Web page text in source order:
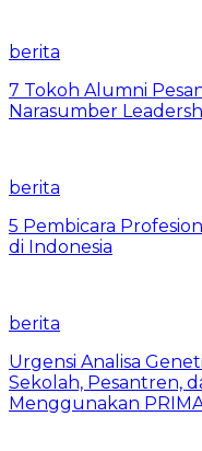
berita
7 Tokoh Alumni
Narasumber
berita
5 Pembicara
di Indonesia
berita
Urgensi Analisa
Sekolah, Pesantren,
Menggunakan